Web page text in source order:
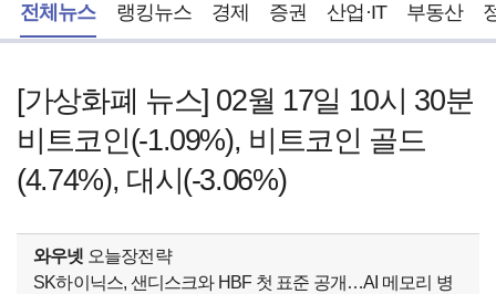
전체뉴스 랭킹뉴스 경제 증권 산업·IT 부동산
[가상화폐 뉴스] 02월 17일 10시 30분
비트코인(-1.09%), 비트코인 골드
(4.74%), 대시(-3.06%)
와우넷 오늘장전략
SK하이닉스, 샌디스크와 HBF 첫 표준 공개…AI 메모리 병